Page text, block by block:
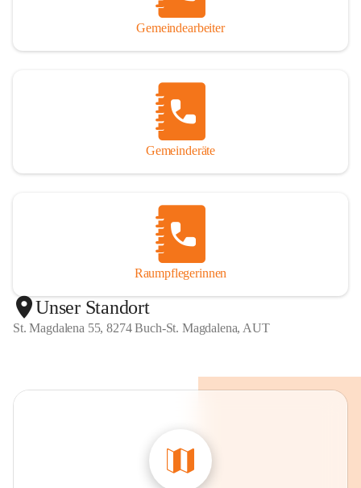
Gemeindearbeiter
Gemeinderäte
Raumpflegerinnen
Unser Standort
St. Magdalena 55, 8274 Buch-St. Magdalena, AUT